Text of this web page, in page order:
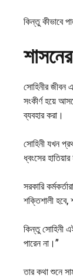
কিন্তু কীভাবে
সোহিনীর জীবন
সংকীর্ণ হয়ে
ব্যবহার করা।
সোহিনী যখন
ধ্বংসের
সরকারি
শক্তিশালী
কিন্তু সোহিনী
পারেন না।”
তার কথা শুনে